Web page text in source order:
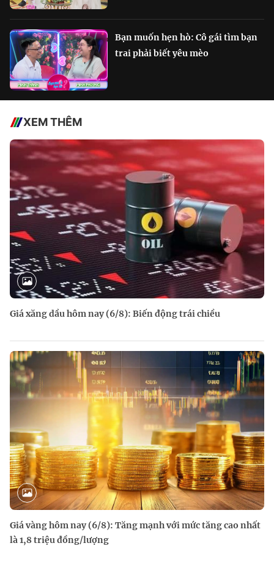
Bạn muốn hẹn hò: Cô gái tìm bạn
trai phải biết yêu mèo
XEM THÊM
Giá xăng dầu hôm nay (6/8): Biến động trái chiều
Giá vàng hôm nay (6/8): Tăng mạnh với mức tăng cao nhất
là 1,8 triệu đồng/lượng